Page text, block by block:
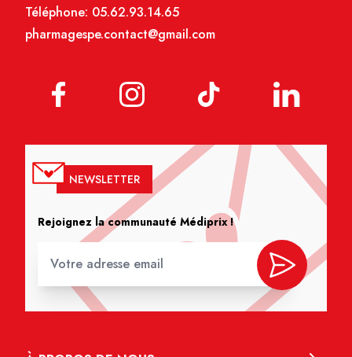
Téléphone: 05.62.93.14.65
pharmagespe.contact@gmail.com
NEWSLETTER
Rejoignez la communauté Médiprix !